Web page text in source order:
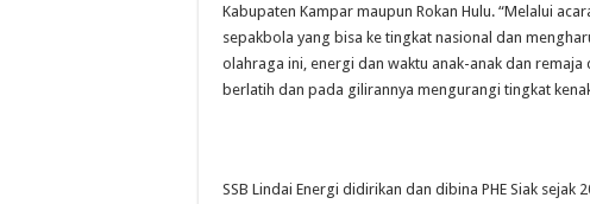
Kabupaten Kampar maupun Rokan Hulu. “Melalui
sepakbola yang bisa ke tingkat nasional dan
olahraga ini, energi dan waktu anak-anak dan
berlatih dan pada gilirannya mengurangi tingkat
SSB Lindai Energi didirikan dan dibina PHE Siak